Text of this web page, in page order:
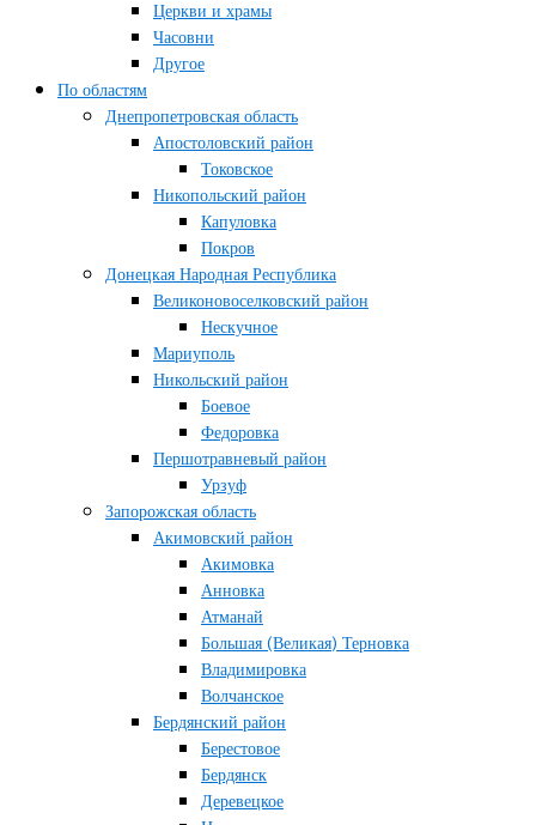
Церкви и храмы
Часовни
Другое
По областям
Днепропетровская область
Апостоловский район
Токовское
Никопольский район
Капуловка
Покров
Донецкая Народная Республика
Великоновоселковский район
Нескучное
Мариуполь
Никольский район
Боевое
Федоровка
Першотравневый район
Урзуф
Запорожская область
Акимовский район
Акимовка
Анновка
Атманай
Большая (Великая) Терновка
Владимировка
Волчанское
Бердянский район
Берестовое
Бердянск
Деревецкое